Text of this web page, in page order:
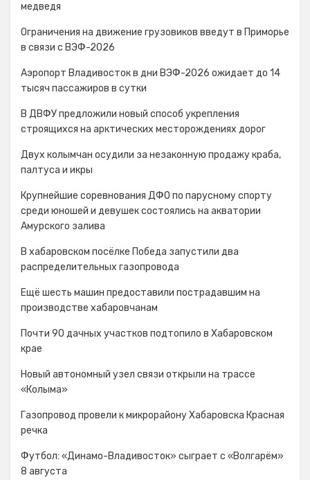
медведя
Ограничения на движение грузовиков введут в Приморье
в связи с ВЭФ-2026
Аэропорт Владивосток в дни ВЭФ-2026 ожидает до 14
тысяч пассажиров в сутки
В ДВФУ предложили новый способ укрепления
строящихся на арктических месторождениях дорог
Двух колымчан осудили за незаконную продажу краба,
палтуса и икры
Крупнейшие соревнования ДФО по парусному спорту
среди юношей и девушек состоялись на акватории
Амурского залива
В хабаровском посёлке Победа запустили два
распределительных газопровода
Ещё шесть машин предоставили пострадавшим на
производстве хабаровчанам
Почти 90 дачных участков подтопило в Хабаровском
крае
Новый автономный узел связи открыли на трассе
«Колыма»
Газопровод провели к микрорайону Хабаровска Красная
речка
Футбол: «Динамо-Владивосток» сыграет с «Волгарём»
8 августа